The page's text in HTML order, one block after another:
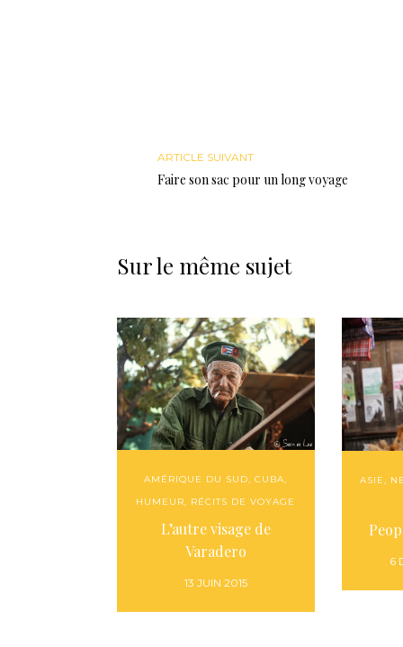
ARTICLE SUIVANT
Faire son sac pour un long voyage
Sur le même sujet
AMÉRIQUE DU SUD,CUBA,
HUMEUR, RÉCITS DE VOYAGE
L’autre visage de
Varadero
13 JUIN 2015
ASIE,
6